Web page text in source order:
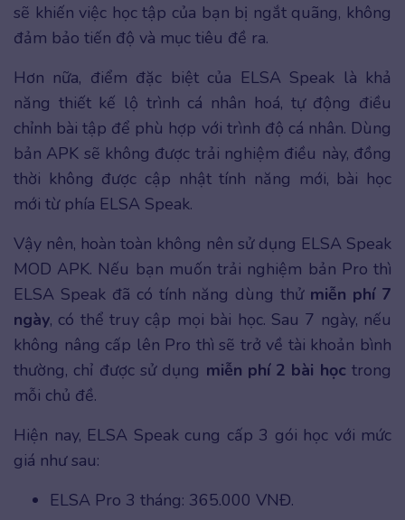
sẽ khiến việc học tập của bạn bị ngắt quãng, không
đảm bảo tiến độ và mục tiêu đề ra.
Hơn nữa, điểm đặc biệt của ELSA Speak là khả
năng thiết kế lộ trình cá nhân hoá, tự động điều
chỉnh bài tập để phù hợp với trình độ cá nhân. Dùng
bản APK sẽ không được trải nghiệm điều này, đồng
thời không được cập nhật tính năng mới, bài học
mới từ phía ELSA Speak.
Vậy nên, hoàn toàn không nên sử dụng ELSA Speak
MOD APK. Nếu bạn muốn trải nghiệm bản Pro thì
ELSA Speak đã có tính năng dùng thử miễn phí 7
ngày, có thể truy cập mọi bài học. Sau 7 ngày, nếu
không nâng cấp lên Pro thì sẽ trở về tài khoản bình
thường, chỉ được sử dụng miễn phí 2 bài họctrong
mỗi chủ đề.
Hiện nay, ELSA Speak cung cấp 3 gói học với mức
giá như sau:
ELSA Pro 3 tháng: 365.000 VNĐ.